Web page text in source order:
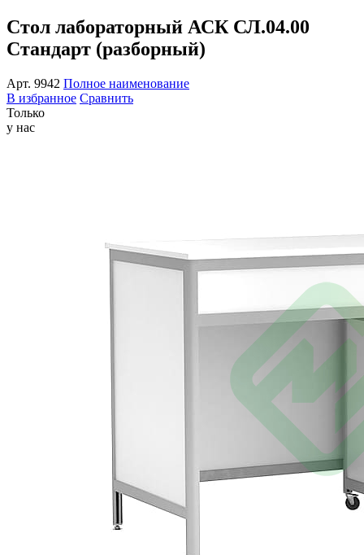
Стол лабораторный АСК СЛ.04.00
Стандарт (разборный)
Арт. 9942 Полное наименование
В избранное Сравнить
Только
у нас